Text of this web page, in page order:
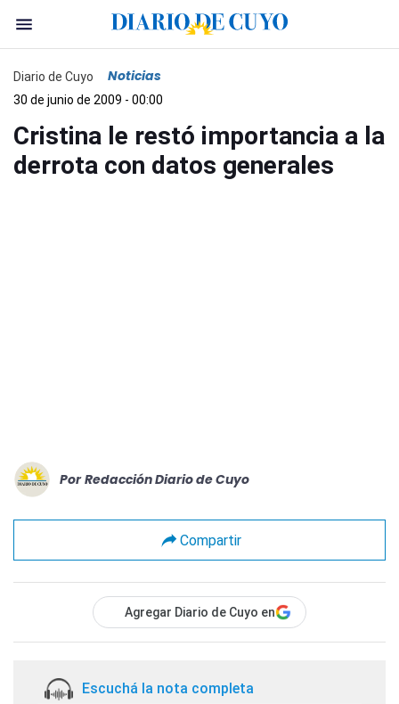
Diario de Cuyo Noticias
30 de junio de 2009 - 00:00
Cristina le restó importancia a la
derrota con datos generales
Por Redacción Diario de Cuyo
Compartir
Agregar Diario de Cuyo en
Escuchá la nota completa